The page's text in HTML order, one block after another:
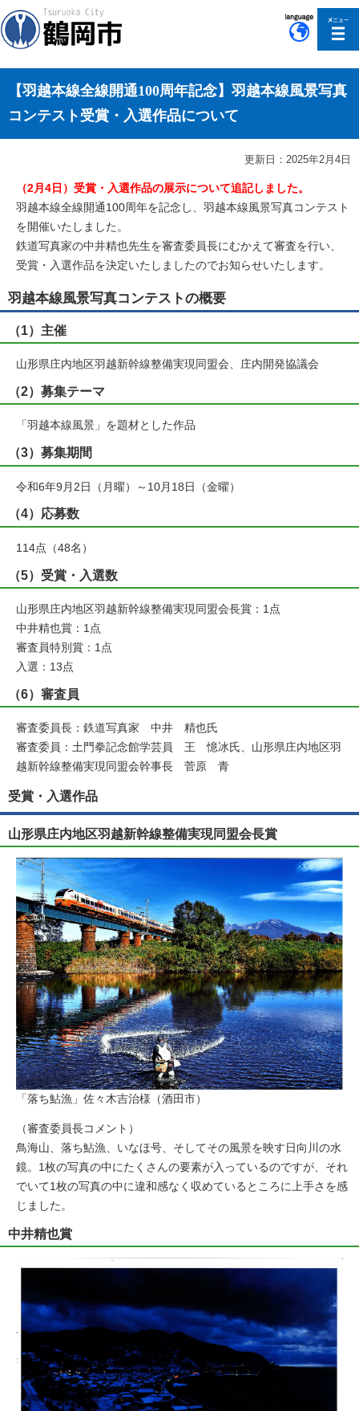
【羽越本線全線開通100周年記念】羽越本線風景写真
コンテスト受賞・入選作品について
更新日：2025年2月4日
（2月4日）受賞・入選作品の展示について追記しました。
羽越本線全線開通100周年を記念し、羽越本線風景写真コンテスト
を開催いたしました。
鉄道写真家の中井精也先生を審査委員長にむかえて審査を行い、
受賞・入選作品を決定いたしましたのでお知らせいたします。
羽越本線風景写真コンテストの概要
（1）主催
山形県庄内地区羽越新幹線整備実現同盟会、庄内開発協議会
（2）募集テーマ
「羽越本線風景」を題材とした作品
（3）募集期間
令和6年9月2日（月曜）～10月18日（金曜）
（4）応募数
114点（48名）
（5）受賞・入選数
山形県庄内地区羽越新幹線整備実現同盟会長賞：1点
中井精也賞：1点
審査員特別賞：1点
入選：13点
（6）審査員
審査委員長：鉄道写真家 中井 精也氏
審査委員：土門拳記念館学芸員 王 憶冰氏、山形県庄内地区羽
越新幹線整備実現同盟会幹事長 菅原 青
受賞・入選作品
山形県庄内地区羽越新幹線整備実現同盟会長賞
「落ち鮎漁」佐々木吉治様（酒田市）
（審査委員長コメント）
鳥海山、落ち鮎漁、いなほ号、そしてその風景を映す日向川の水
鏡。1枚の写真の中にたくさんの要素が入っているのですが、それ
でいて1枚の写真の中に違和感なく収めているところに上手さを感
じました。
中井精也賞